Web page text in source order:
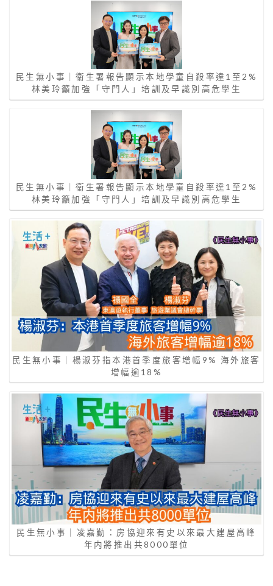
民生無小事｜衞生署報告顯示本地學童自殺率達1至2%
林美玲籲加強「守門人」培訓及早識別高危學生
民生無小事｜衞生署報告顯示本地學童自殺率達1至2%
林美玲籲加強「守門人」培訓及早識別高危學生
民生無小事｜楊淑芬指本港首季度旅客增幅9% 海外旅客
增幅逾18%
民生無小事｜凌嘉勤：房協迎來有史以來最大建屋高峰
年内將推出共8000單位